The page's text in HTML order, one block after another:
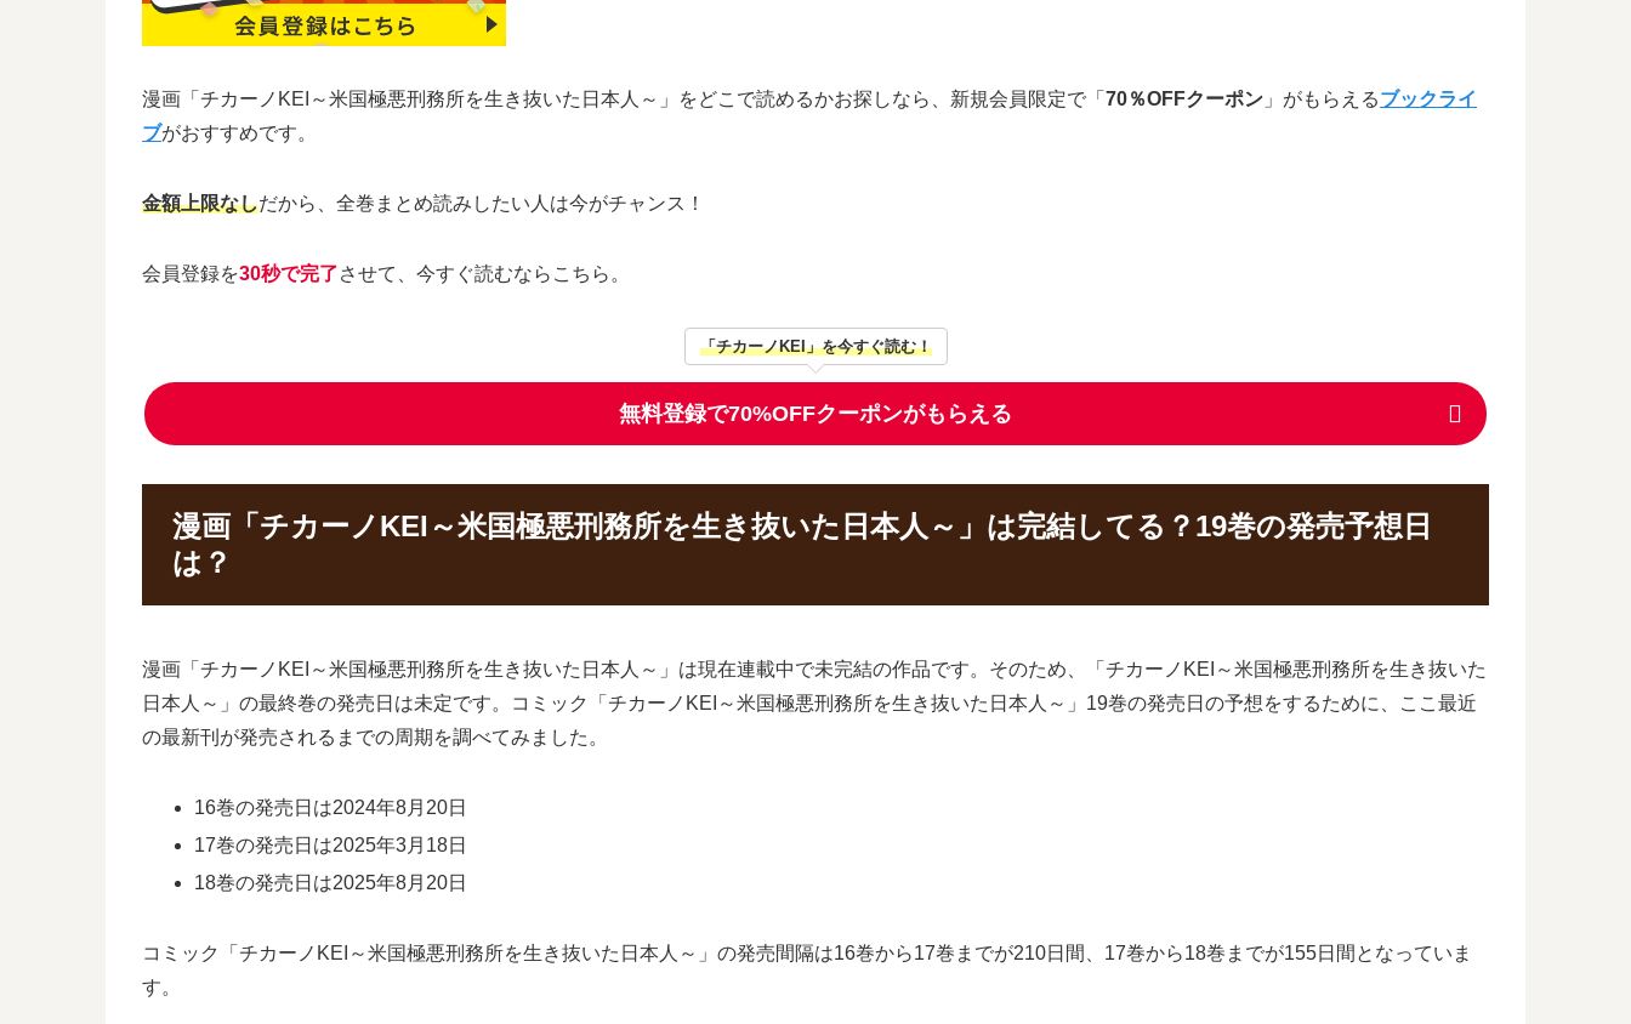
漫画「チカーノKEI～米国極悪刑務所を生き抜いた日本人～」をどこで読めるかお探しなら、新規会員限定で「 70％OFFクーポン 」がもらえるブックライ
ブがおすすめです。
金額上限なしだから、全巻まとめ読みしたい人は今がチャンス！
会員登録を30秒で完了させて、今すぐ読むならこちら。
「チカーノKEI」を今すぐ読む！
無料登録で70%OFFクーポンがもらえる
漫画「チカーノKEI～米国極悪刑務所を生き抜いた日本人～」は完結してる？19巻の発売予想日
は？
漫画「チカーノKEI～米国極悪刑務所を生き抜いた日本人～」は現在連載中で未完結の作品です。そのため、「チカーノKEI～米国極悪刑務所を生き抜いた
日本人～」の最終巻の発売日は未定です。コミック「チカーノKEI～米国極悪刑務所を生き抜いた日本人～」19巻の発売日の予想をするために、ここ最近
の最新刊が発売されるまでの周期を調べてみました。
16巻の発売日は2024年8月20日
17巻の発売日は2025年3月18日
18巻の発売日は2025年8月20日
コミック「チカーノKEI～米国極悪刑務所を生き抜いた日本人～」の発売間隔は16巻から17巻までが210日間、17巻から18巻までが155日間となっていま
す。